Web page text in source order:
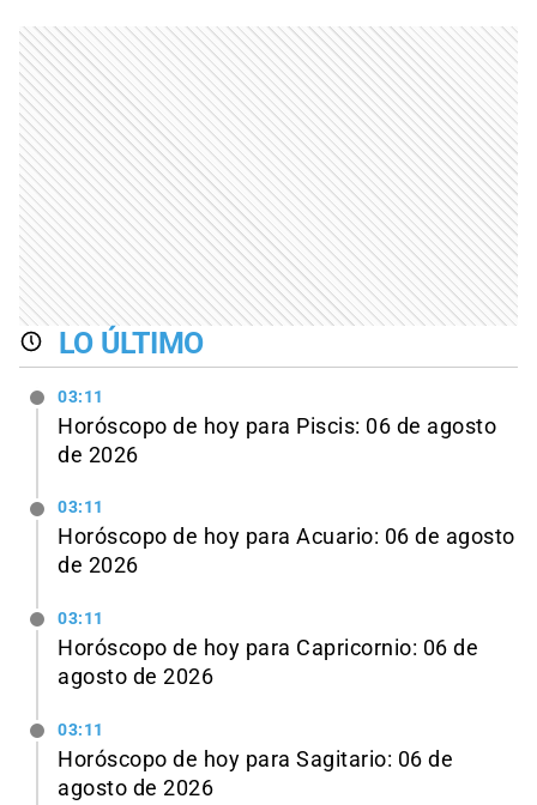
LO ÚLTIMO
03:11
Horóscopo de hoy para Piscis: 06 de agosto
de 2026
03:11
Horóscopo de hoy para Acuario: 06 de agosto
de 2026
03:11
Horóscopo de hoy para Capricornio: 06 de
agosto de 2026
03:11
Horóscopo de hoy para Sagitario: 06 de
agosto de 2026